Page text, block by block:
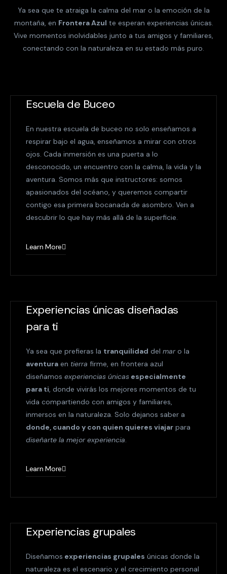
Ya sea que te atraiga la calma del mar o la emoción de la
montaña, en Frontera Azul te esperan experiencias únicas.
Vive momentos inolvidables junto a tus amigos y familiares,
conectando con la naturaleza en su estado más puro.
Escuela de Buceo
En nuestra escuela de buceo no solo enseñamos a
respirar bajo el agua, enseñamos a mirar con otros
ojos. Cada inmersión es una puerta a lo
desconocido, un encuentro con la calma, la vida y la
aventura. Somos más que instructores: somos
apasionados del océano, y queremos compartir
contigo esa primera bocanada de asombro. Ven a
descubrir lo que hay más allá de la superficie.
Learn More
Experiencias únicas diseñadas
para ti
Ya sea que prefieras la tranquilidad del maro la
aventura en tierra firme, en frontera azul
diseñamos experiencias únicas especialmente
para ti, donde vivirás los mejores momentos de tu
vida compartiendo con amigos y familiares,
inmersos en la naturaleza. Solo dejanos saber a
donde, cuando y con quien quieres viajar para
diseñarte la mejor experiencia.
Learn More
Experiencias grupales
Diseñamos experiencias grupales únicas donde la
naturaleza es el escenario y el crecimiento personal